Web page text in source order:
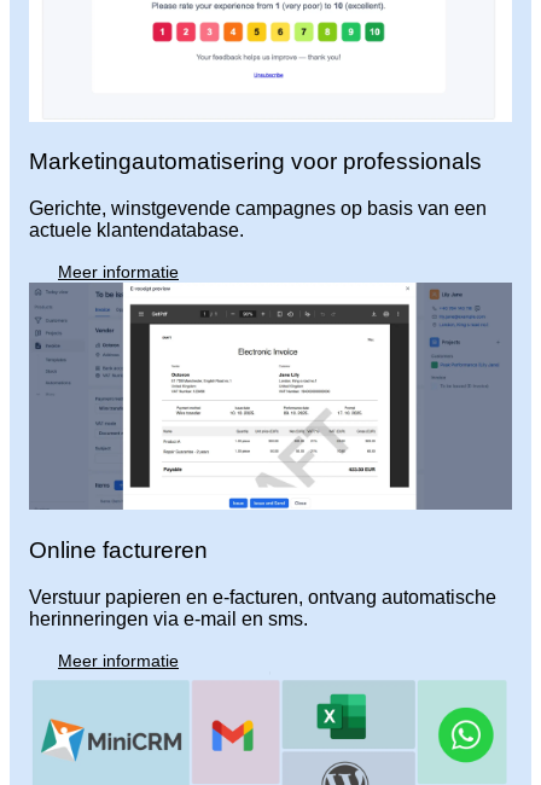
Marketingautomatisering voor professionals
Gerichte, winstgevende campagnes op basis van een
actuele klantendatabase.
Meer informatie
Online factureren
Verstuur papieren en e-facturen, ontvang automatische
herinneringen via e-mail en sms.
Meer informatie